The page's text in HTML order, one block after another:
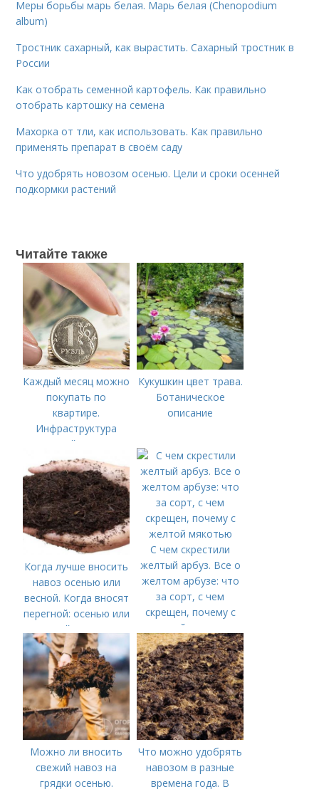
Меры борьбы марь белая. Марь белая (Chenopodium
album)
Тростник сахарный, как вырастить. Сахарный тростник в
России
Как отобрать семенной картофель. Как правильно
отобрать картошку на семена
Махорка от тли, как использовать. Как правильно
применять препарат в своём саду
Что удобрять новозом осенью. Цели и сроки осенней
подкормки растений
Читайте также
Каждый месяц можно
покупать по
квартире.
Инфраструктура
района
Кукушкин цвет трава.
Ботаническое
описание
Когда лучше вносить
навоз осенью или
весной. Когда вносят
перегной: осенью или
весной, правила
внесения удобрений
С чем скрестили
желтый арбуз. Все о
желтом арбузе: что
за сорт, с чем
скрещен, почему с
желтой мякотью
Можно ли вносить
свежий навоз на
грядки осенью.
Что можно удобрять
навозом в разные
времена года. В